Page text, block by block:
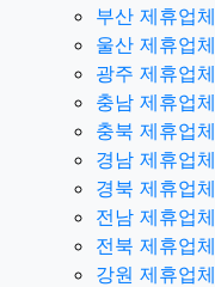
부산 제휴업체
울산 제휴업체
광주 제휴업체
충남 제휴업체
충북 제휴업체
경남 제휴업체
경북 제휴업체
전남 제휴업체
전북 제휴업체
강원 제휴업체